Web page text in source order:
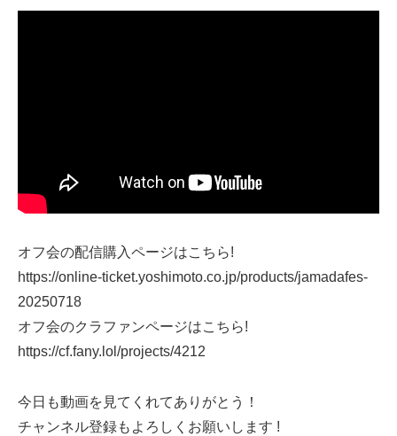
オフ会の配信購入ページはこちら!
https://online-ticket.yoshimoto.co.jp/products/jamadafes-
20250718
オフ会のクラファンページはこちら!
https://cf.fany.lol/projects/4212
今日も動画を見てくれてありがとう！
チャンネル登録もよろしくお願いします !